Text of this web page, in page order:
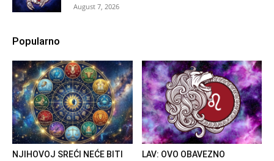
August 7, 2026
Popularno
NJIHOVOJ SREĆI NEĆE BITI
LAV: OVO OBAVEZNO